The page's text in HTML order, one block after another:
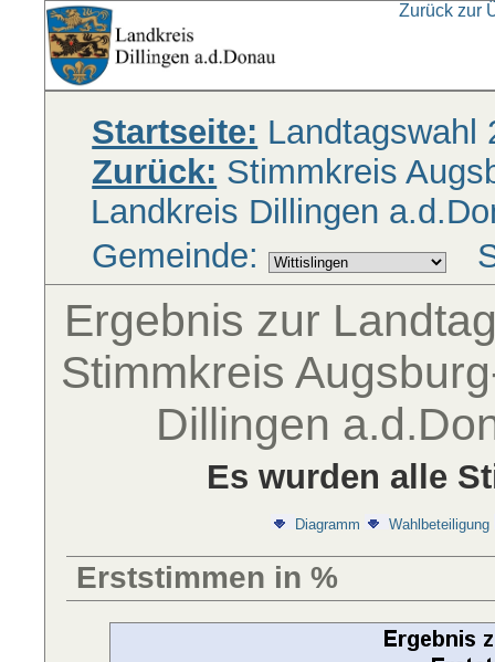
Zurück zur
Startseite: Landtagswahl
Zurück: Stimmkreis
Landkreis Dillingen
Gemeinde:
Ergebnis zur
Stimmkreis
Dillingen
Es wurden alle
Diagramm Wahlbeteiligung
Erststimmen in %